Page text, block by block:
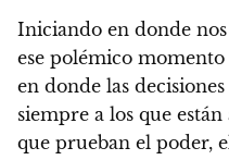
Iniciando en donde
ese polémico
en donde las
siempre a los que
que prueban el poder,